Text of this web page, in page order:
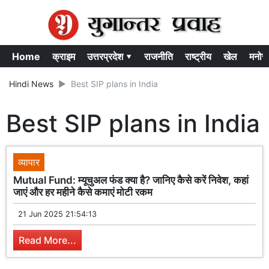
Home क्राइम उत्तरप्रदेश ▾ राजनीति राष्ट्रीय खेल
Hindi News Best SIP plans in India
Best SIP plans in India
व्यापार
Mutual Fund: म्यूचुअल फंड क्या है? जानिए कैसे करें निवेश, कहां
जाएं और हर महीने कैसे कमाएं मोटी रकम
21 Jun 2025 21:54:13
Read More...